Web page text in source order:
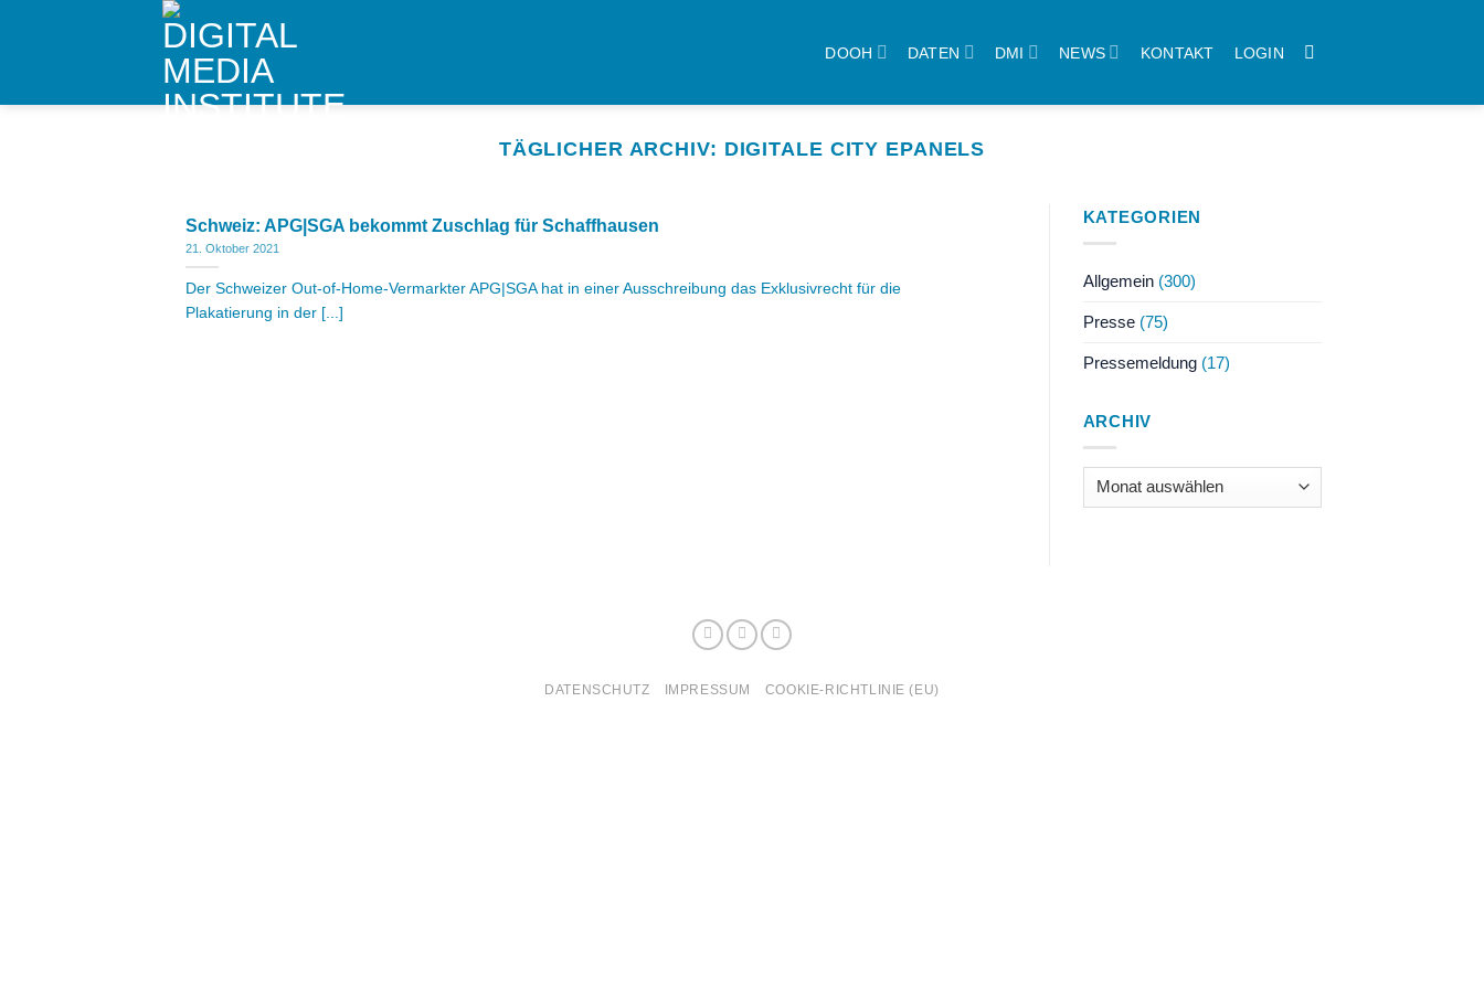
DOOH DATEN DMI NEWS KONTAKT LOGIN
TÄGLICHER ARCHIV: DIGITALE CITY EPANELS
Schweiz: APG|SGA bekommt Zuschlag für Schaffhausen
21. Oktober 2021
Der Schweizer Out-of-Home-Vermarkter APG|SGA hat in einer Ausschreibung das Exklusivrecht für die
Plakatierung in der [...]
KATEGORIEN
Allgemein(300)
Presse(75)
Pressemeldung(17)
ARCHIV
Archiv
DATENSCHUTZ IMPRESSUM COOKIE-RICHTLINIE (EU)